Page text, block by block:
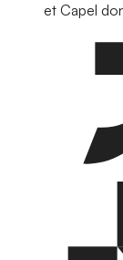
et Capel